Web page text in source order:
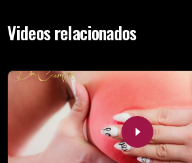
Videos relacionados